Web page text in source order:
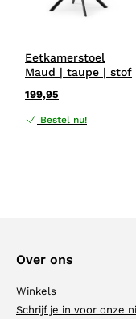
Eetkamerstoel
Maud | taupe | stof
199,95
Bestel nu!
Over ons
Winkels
Schrijf je in voor onze